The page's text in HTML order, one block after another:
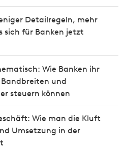
Detailregeln, mehr
sich für Banken jetzt
Wie Banken ihr
und
steuern können
Wie man die Kluft
Umsetzung in der